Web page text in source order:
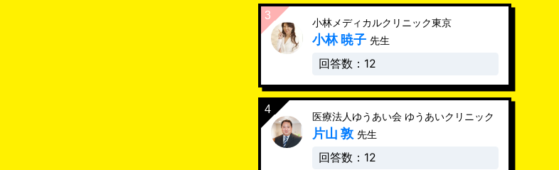
小林メディカルクリニック東京
小林 暁子 先生
回答数：12
医療法人ゆうあい会 ゆうあいクリニック
片山 敦 先生
回答数：12